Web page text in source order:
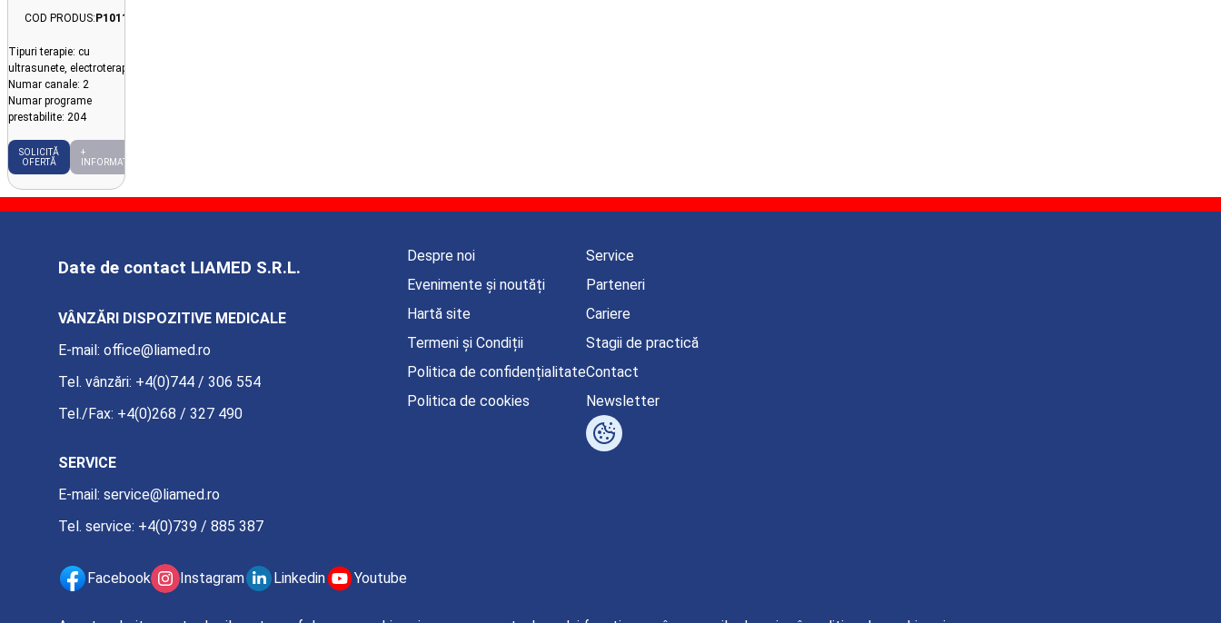
COD PRODUS: P1011
Tipuri terapie: cu
ultrasunete, electroterapie
Numar canale: 2
Numar programe
prestabilite: 204
SOLICITĂ
OFERTĂ
+
INFORMAȚII
Date de contact LIAMED S.R.L.
VÂNZĂRI DISPOZITIVE MEDICALE
E-mail: office@liamed.ro
Tel. vânzări: +4(0)744 / 306 554
Tel./Fax: +4(0)268 / 327 490
SERVICE
E-mail: service@liamed.ro
Tel. service: +4(0)739 / 885 387
Facebook Instagram Linkedin Youtube
Despre noi
Evenimente și noutăți
Hartă site
Termeni și Condiții
Politica de confidențialitate
Politica de cookies
Service
Parteneri
Cariere
Stagii de practică
Contact
Newsletter